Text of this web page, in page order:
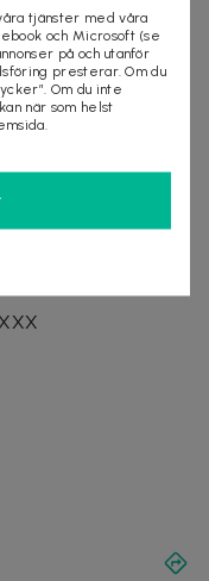
härlig atmosfär
tjänster med våra
och Microsoft (se
på och utanför
presterar. Om du
Om du inte
när som helst